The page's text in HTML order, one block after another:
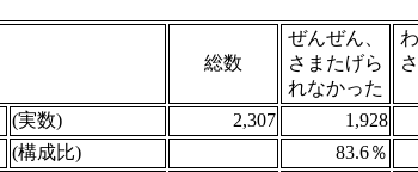
総数
ぜんぜん、
さまたげら
れなかった
(実数) 2,307 1,928
(構成比)
83.6％